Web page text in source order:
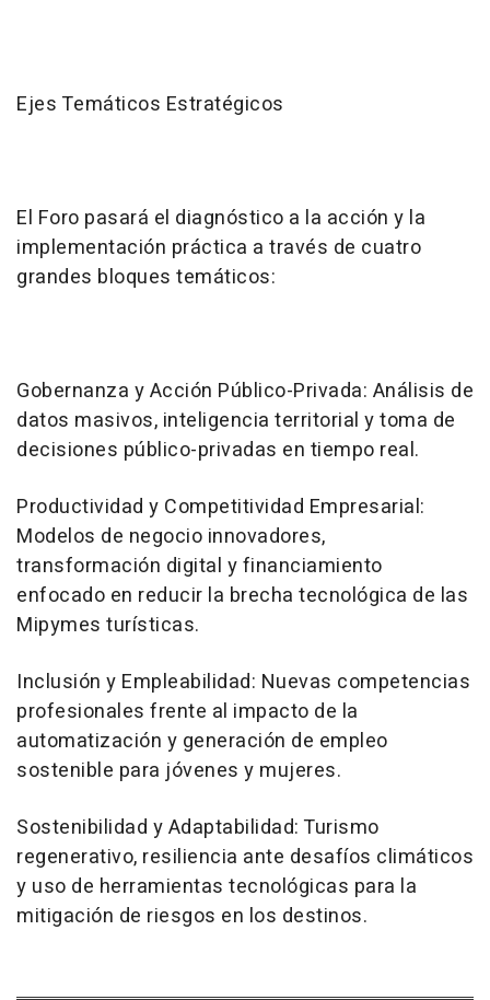
Ejes Temáticos Estratégicos
El Foro pasará el diagnóstico a la acción y la
implementación práctica a través de cuatro
grandes bloques temáticos:
Gobernanza y Acción Público-Privada: Análisis de
datos masivos, inteligencia territorial y toma de
decisiones público-privadas en tiempo real.
Productividad y Competitividad Empresarial:
Modelos de negocio innovadores,
transformación digital y financiamiento
enfocado en reducir la brecha tecnológica de las
Mipymes turísticas.
Inclusión y Empleabilidad: Nuevas competencias
profesionales frente al impacto de la
automatización y generación de empleo
sostenible para jóvenes y mujeres.
Sostenibilidad y Adaptabilidad: Turismo
regenerativo, resiliencia ante desafíos climáticos
y uso de herramientas tecnológicas para la
mitigación de riesgos en los destinos.